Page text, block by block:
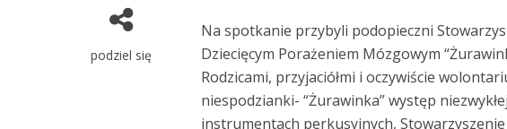
podziel się
Na spotkanie przybyli podopieczni
Dziecięcym Porażeniem Mózgowym
Rodzicami, przyjaciółmi i oczywiście
niespodzianki- “Żurawinka” występ
instrumentach perkusyjnych,